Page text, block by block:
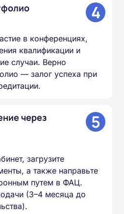
4
в конференциях,
квалификации и
случаи. Верно
— залог успеха при
через
5
загрузите
а также направьте
путем в ФАЦ.
(3–4 месяца до